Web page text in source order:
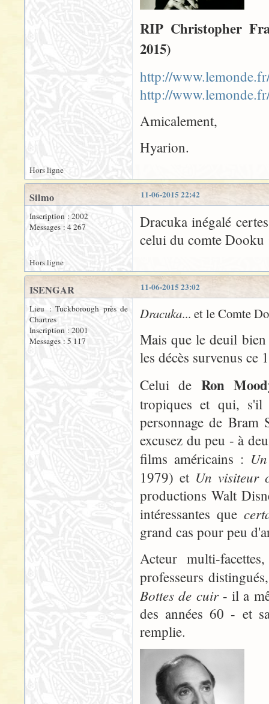
RIP Christopher
2015)
http://
http://
Amicalement,
Hyarion.
Hors ligne
11-06-2015 22:42
Silmo
Inscription : 2002
Messages : 4 267
Dracuka inégalé
celui du comte Dooku
Hors ligne
11-06-2015 23:02
ISENGAR
Lieu : Tuckborough près de
Chartres
Inscription : 2001
Messages : 5 117
Dracuka... et le Comte
Mais que le deuil
les décès survenus ce
Celui de Ron
tropiques et qui, s'il
personnage de
excusez du peu - à
films américains :
1979) et Un visiteur
productions Walt
intéressantes que
grand cas pour peu
Acteur multi-
professeurs
Bottes de cuir- il a
des années 60 - et
remplie.